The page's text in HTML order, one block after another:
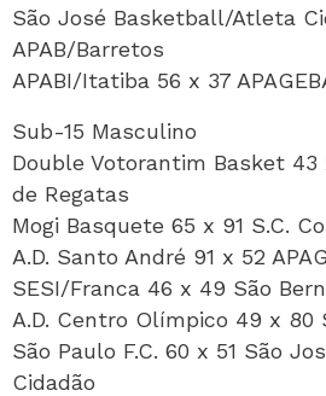
São José Basketball/Atleta
APAB/Barretos
APABI/Itatiba 56 x 37
Sub-15 Masculino
Double Votorantim Basket
de Regatas
Mogi Basquete 65 x 91 S.C.
A.D. Santo André 91 x 52
SESI/Franca 46 x 49 São
A.D. Centro Olímpico 49 x 80
São Paulo F.C. 60 x 51 São
Cidadão